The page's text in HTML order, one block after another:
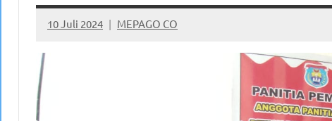
10 Juli 2024 MEPAGO CO
No